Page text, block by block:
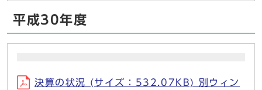
平成30年度
決算の状況 (サイズ：532.07KB) 別ウィン